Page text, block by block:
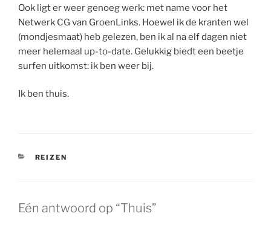
Ook ligt er weer genoeg werk: met name voor het
Netwerk CG van GroenLinks. Hoewel ik de kranten wel
(mondjesmaat) heb gelezen, ben ik al na elf dagen niet
meer helemaal up-to-date. Gelukkig biedt een beetje
surfen uitkomst: ik ben weer bij.
Ik ben thuis.
CATEGORIEËN
REIZEN
Eén antwoord op “Thuis”